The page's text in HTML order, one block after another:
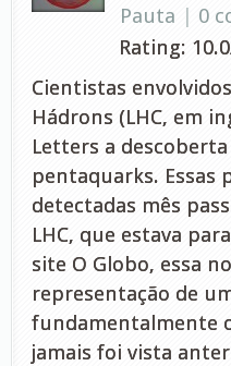
Pauta | 0
Rating:
Cientistas
Hádrons (LHC, em
Letters a
pentaquarks. Essas
detectadas mês
LHC, que estava
site O Globo, essa
representação de
fundamentalmente
jamais foi vista